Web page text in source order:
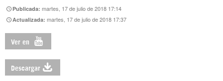
Publicada:martes, 17 de julio de 2018 17:14
Actualizada:martes, 17 de julio de 2018 17:37
Ver en
Descargar